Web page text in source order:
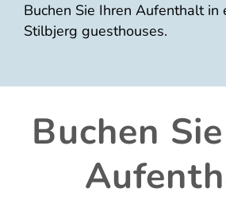
Buchen Sie Ihren Aufenthalt in
Stilbjerg guesthouses.
Buchen